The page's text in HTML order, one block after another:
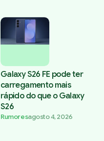
Galaxy S26 FE pode ter
carregamento mais
rápido do que o Galaxy
S26
Rumoresagosto 4, 2026